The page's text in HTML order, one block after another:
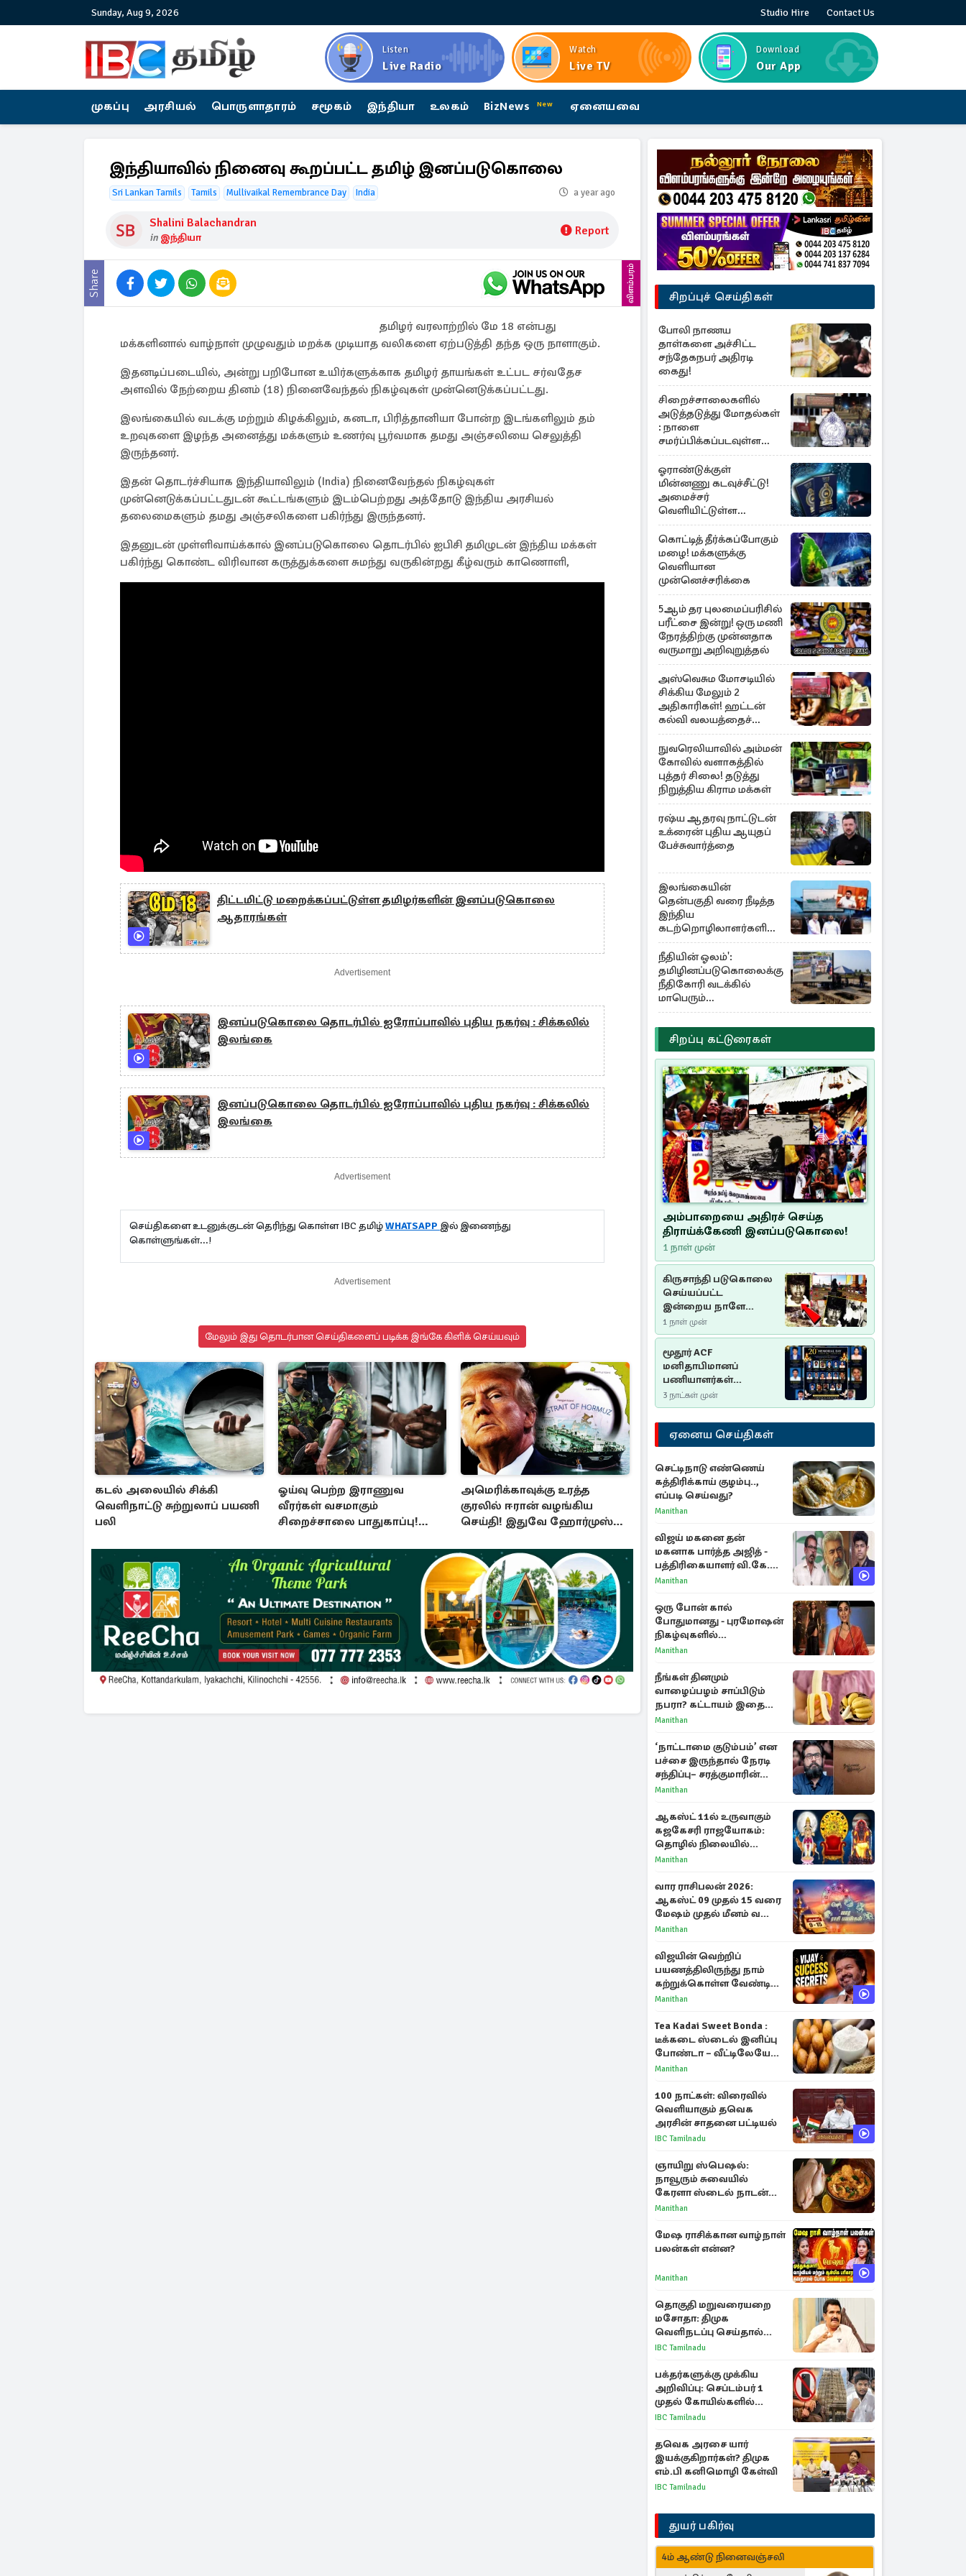
Sunday, Aug 9, 2026 Studio Hire Contact Us
Listen
Live Radio
Watch
Live TV
Download
Our App
முகப்பு அரசியல் பொருளாதாரம் சமூகம் இந்தியா உலகம் BizNews New ஏனையவை
இந்தியாவில் நினைவு கூறப்பட்ட தமிழ் இனப்படுகொலை
Sri Lankan Tamils Tamils Mullivaikal Remembrance Day India a year ago
Shalini Balachandran
in இந்தியா Report
Share விளம்பரம்
தமிழர் வரலாற்றில் மே 18 என்பது
மக்களினால் வாழ்நாள் முழுவதும் மறக்க முடியாத வலிகளை ஏற்படுத்தி தந்த ஒரு நாளாகும்.
இதனடிப்படையில், அன்று பறிபோன உயிர்களுக்காக தமிழர் தாயங்கள் உட்பட சர்வதேச
அளவில் நேற்றைய தினம் (18) நினைவேந்தல் நிகழ்வுகள் முன்னெடுக்கப்பட்டது.
இலங்கையில் வடக்கு மற்றும் கிழக்கிலும், கனடா, பிரித்தானியா போன்ற இடங்களிலும் தம்
உறவுகளை இழந்த அனைத்து மக்களும் உணர்வு பூர்வமாக தமது அஞ்சலியை செலுத்தி
இருந்தனர்.
இதன் தொடர்ச்சியாக இந்தியாவிலும் (India) நினைவேந்தல் நிகழ்வுகள்
முன்னெடுக்கப்பட்டதுடன் கூட்டங்களும் இடம்பெற்றது அத்தோடு இந்திய அரசியல்
தலைமைகளும் தமது அஞ்சலிகளை பகிர்ந்து இருந்தனர்.
இதனுடன் முள்ளிவாய்க்கால் இனப்படுகொலை தொடர்பில் ஐபிசி தமிழுடன் இந்திய மக்கள்
பகிர்ந்து கொண்ட விரிவான கருத்துக்களை சுமந்து வருகின்றது கீழ்வரும் காணொளி,
திட்டமிட்டு மறைக்கப்பட்டுள்ள தமிழர்களின் இனப்படுகொலை
ஆதாரங்கள்
Advertisement
இனப்படுகொலை தொடர்பில் ஐரோப்பாவில் புதிய நகர்வு : சிக்கலில்
இலங்கை
இனப்படுகொலை தொடர்பில் ஐரோப்பாவில் புதிய நகர்வு : சிக்கலில்
இலங்கை
Advertisement
செய்திகளை உடனுக்குடன் தெரிந்து கொள்ள IBC தமிழ்WHATSAPP இல் இணைந்து
கொள்ளுங்கள்...!
Advertisement
மேலும் இது தொடர்பான செய்திகளைப் படிக்க இங்கே கிளிக் செய்யவும்
கடல் அலையில் சிக்கி
வெளிநாட்டு சுற்றுலாப் பயணி
பலி
ஓய்வு பெற்ற இராணுவ
வீரர்கள் வசமாகும்
சிறைச்சாலை பாதுகாப்பு!
அமெரிக்காவுக்கு உரத்த
குரலில் ஈரான் வழங்கிய
செய்தி! இதுவே ஹோர்முஸ்
சிறப்புச் செய்திகள்
போலி நாணய
தாள்களை அச்சிட்ட
சந்தேகநபர் அதிரடி
கைது!
சிறைச்சாலைகளில்
அடுத்தடுத்து மோதல்கள்
: நாளை
சமர்ப்பிக்கப்படவுள்ள
அறிக்கை
ஓராண்டுக்குள்
மின்னணு கடவுச்சீட்டு!
அமைச்சர்
வெளியிட்டுள்ள
அறிவிப்பு
கொட்டித் தீர்க்கப்போகும்
மழை! மக்களுக்கு
வெளியான
முன்னெச்சரிக்கை
5ஆம் தர புலமைப்பரிசில்
பரீட்சை இன்று! ஒரு மணி
நேரத்திற்கு முன்னதாக
வருமாறு அறிவுறுத்தல்
அஸ்வெசும மோசடியில்
சிக்கிய மேலும் 2
அதிகாரிகள்! ஹட்டன்
கல்வி வலயத்தைச்
சேர்ந்த 6 ஆசிரியர்கள்
குறித்து விசாரணை
நுவரெலியாவில் அம்மன்
கோவில் வளாகத்தில்
புத்தர் சிலை! தடுத்து
நிறுத்திய கிராம மக்கள்
ரஷ்ய ஆதரவு நாட்டுடன்
உக்ரைன் புதிய ஆயுதப்
பேச்சுவார்த்தை
இலங்கையின்
தென்பகுதி வரை நீடித்த
இந்திய
கடற்றொழிலாளர்களின்
ஊடுருவல்
நீதியின் ஓலம்':
தமிழினப்படுகொலைக்கு
நீதிகோரி வடக்கில்
மாபெரும்
கவனயீர்ப்புப்போராட்டம்
சிறப்பு கட்டுரைகள்
அம்பாறையை அதிரச் செய்த
திராய்க்கேணி இனப்படுகொலை!
1 நாள் முன்
கிருசாந்தி படுகொலை
செய்யப்பட்ட
இன்றைய நாளே
செம்மணி
இனப்படுகொலை
தினம்…!
1 நாள் முன்
மூதூர் ACF
மனிதாபிமானப்
பணியாளர்கள்
படுகொலை (2006): 20
ஆண்டுகளாகியும் நீதி
மறுக்கப்பட்ட
மனிதாபிமானப்
பேரவலம்
3 நாட்கள் முன்
ஏனைய செய்திகள்
செட்டிநாடு எண்ணெய்
கத்திரிக்காய் குழம்பு..,
எப்படி செய்வது?
Manithan
விஜய் மகனை தன்
மகனாக பார்த்த அஜித் -
பத்திரிகையாளர் வி.கே.
சுந்தர் ஓபன் டாக்!
Manithan
ஒரு போன் கால்
போதுமானது - புரமோஷன்
நிகழ்வுகளில்
பங்கேற்காதது குறித்து
Manithan
நீங்கள் தினமும்
வாழைப்பழம் சாப்பிடும்
நபரா? கட்டாயம் இதை
தெரிந்து கொள்ளுங்கள்
Manithan
‘நாட்டாமை குடும்பம்’ என
பச்சை இருந்தால் நேரடி
சந்திப்பு– சரத்குமாரின்
புதிய யோசனை
Manithan
ஆகஸ்ட் 11ல் உருவாகும்
கஜகேசரி ராஜயோகம்:
தொழில் நிலையில்
அதிர்ஷ்டம் பெறும் 3
Manithan
வார ராசிபலன் 2026:
ஆகஸ்ட் 09 முதல் 15 வரை
மேஷம் முதல் மீனம் வரை
முழு பலன்கள்
Manithan
விஜயின் வெற்றிப்
பயணத்திலிருந்து நாம்
கற்றுக்கொள்ள வேண்டிய
முக்கிய 3 விடயங்கள்!
Manithan
Tea Kadai Sweet Bonda :
டீக்கடை ஸ்டைல் இனிப்பு
போண்டா – வீட்டிலேயே
செய்வது எப்படி?
Manithan
100 நாட்கள்: விரைவில்
வெளியாகும் தவெக
அரசின் சாதனை பட்டியல்
IBC Tamilnadu
ஞாயிறு ஸ்பெஷல்:
நாவூரும் சுவையில்
கேரளா ஸ்டைல் நாடன்
சிக்கன் குழம்பு ரெசிபி!
Manithan
மேஷ ராசிக்கான வாழ்நாள்
பலன்கள் என்ன?
Manithan
தொகுதி மறுவரையறை
மசோதா: திமுக
வெளிநடப்பு செய்தால்
ஆதரவாகவே கருதப்படும்
IBC Tamilnadu
பக்தர்களுக்கு முக்கிய
அறிவிப்பு: செப்டம்பர் 1
முதல் கோயில்களில்
மொபைலுக்கு தடை!
IBC Tamilnadu
தவெக அரசை யார்
இயக்குகிறார்கள்? திமுக
எம்.பி கனிமொழி கேள்வி
IBC Tamilnadu
துயர் பகிர்வு
4ம் ஆண்டு நினைவஞ்சலி